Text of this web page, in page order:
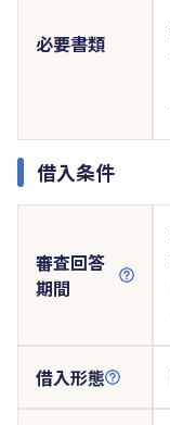
必要書類
借入条件
審査回答
期間
借入形態